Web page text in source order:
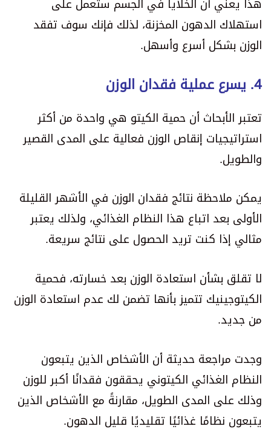
هذا يعني أن الخلايا في الجسم ستعمل على
استهلاك الدهون المخزنة، لذلك فإنك سوف تفقد
الوزن بشكل أسرع وأسهل.
4. يسرع عملية فقدان الوزن
تعتبر الأبحاث أن حمية الكيتو هي واحدة من أكثر
استراتيجيات إنقاص الوزن فعالية على المدى القصير
والطويل.
يمكن ملاحظة نتائج فقدان الوزن في الأشهر القليلة
الأولى بعد اتباع هذا النظام الغذائي، ولذلك يعتبر
مثالي إذا كنت تريد الحصول على نتائج سريعة.
لا تقلق بشأن استعادة الوزن بعد خسارته، فحمية
الكيتوجينيك تتميز بأنها تضمن لك عدم استعادة الوزن
من جديد.
وجدت مراجعة حديثة أن الأشخاص الذين يتبعون
النظام الغذائي الكيتوني يحققون فقدانًا أكبر للوزن
وذلك على المدى الطويل، مقارنةً مع الأشخاص الذين
يتبعون نظامًا غذائيًا تقليديًا قليل الدهون.